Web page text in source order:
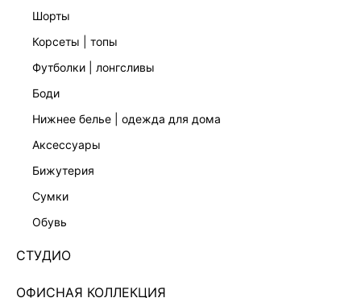
шорты
корсеты | топы
футболки | лонгсливы
боди
нижнее белье | одежда для дома
аксессуары
бижутерия
сумки
обувь
СТУДИО
ОФИСНАЯ КОЛЛЕКЦИЯ
ЭКСКЛЮЗИВНО ОНЛАЙН
ДЖИНСЫ RELAXED CО СРЕДНЕЙ ПОСАДКОЙ
5254457709-107
Нет в наличии